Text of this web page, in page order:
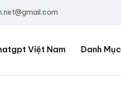
Việt Nam Danh Mục